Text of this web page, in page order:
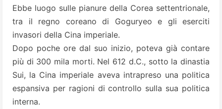
Ebbe luogo sulle pianure della Corea settentrionale,
tra il regno coreano di Goguryeo e gli eserciti
invasori della Cina imperiale.
Dopo poche ore dal suo inizio, poteva già contare
più di 300 mila morti. Nel 612 d.C., sotto la dinastia
Sui, la Cina imperiale aveva intrapreso una politica
espansiva per ragioni di controllo sulla sua politica
interna.